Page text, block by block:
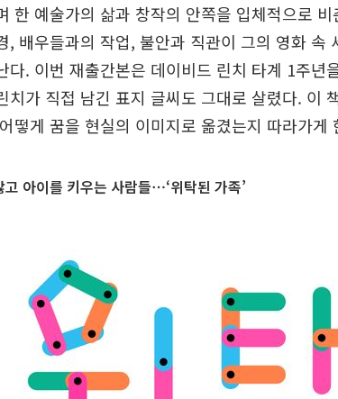
한 예술가의 삶과 창작의 안쪽을 입체적으로
, 배우들과의 작업, 불안과 직관이 그의 영화 속
다. 이번 재출간본은 데이비드 린치 타계 1주년
치가 직접 남긴 표지 글씨도 그대로 살렸다. 이
떻게 꿈을 현실의 이미지로 옮겼는지 따라가게
고 아이를 키우는 사람들⋯‘위탁된 가족’